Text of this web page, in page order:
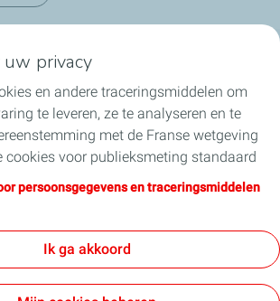
in België
in België
uw privacy
en andere traceringsmiddelen om
te leveren, ze te analyseren en te
met de Franse wetgeving
cookies voor publieksmeting standaard
uw cookie-instellingen op elk
op de knop “Mijn cookies beheren”
van alle cookies. Als u op "Ik
alleen de technische cookies worden
zijn voor de goede werking van de site.
persoonsgegevens en traceringsmiddelen
Ik ga akkoord